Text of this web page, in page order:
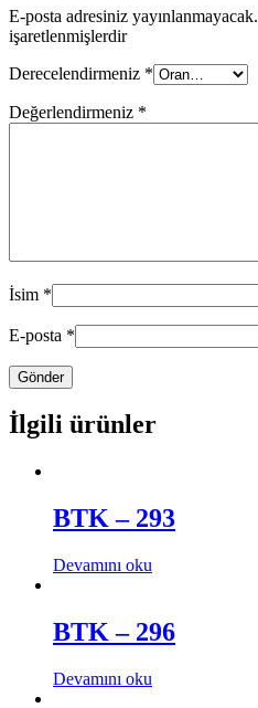
E-posta adresiniz yayınlanmayacak.
işaretlenmişlerdir
Derecelendirmeniz *
Değerlendirmeniz *
İsim *
E-posta *
İlgili ürünler
BTK – 293
Devamını oku
BTK – 296
Devamını oku